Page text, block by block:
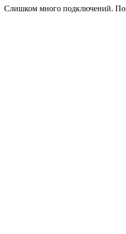
Слишком много подключений.